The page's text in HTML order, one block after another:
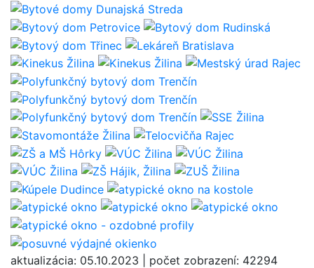
aktualizácia: 05.10.2023 | počet zobrazení: 42294